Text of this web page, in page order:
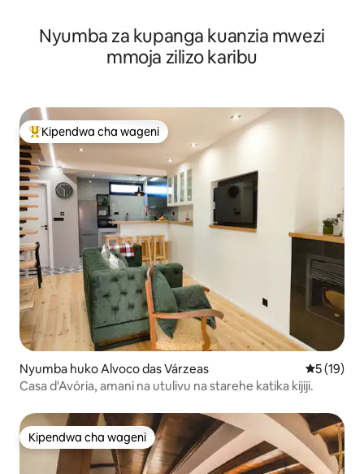
Nyumba za kupanga kuanzia mwezi
mmoja zilizo karibu
Kipendwa maarufu cha wageni
Kipendwa cha wageni
Nyumba huko Alvoco das Várzeas Ukadiriaji
5 (19)
Casa d'Avória, amani na utulivu na starehe katika kijiji.
Kipendwa cha wageni
Kipendwa cha wageni